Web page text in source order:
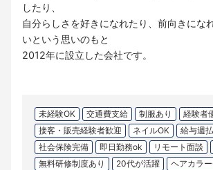
したり、
自分らしさを好きになれたり、前向きにな
いという思いのもと
2012年に設立した会社です。
未経験OK 交通費支給 制服あり 経験者
接客・販売経験者歓迎
ネイルOK
給与週
社会保険完備
即日勤務ok リモート面談
無料研修制度あり
20代が活躍
ヘアカラ